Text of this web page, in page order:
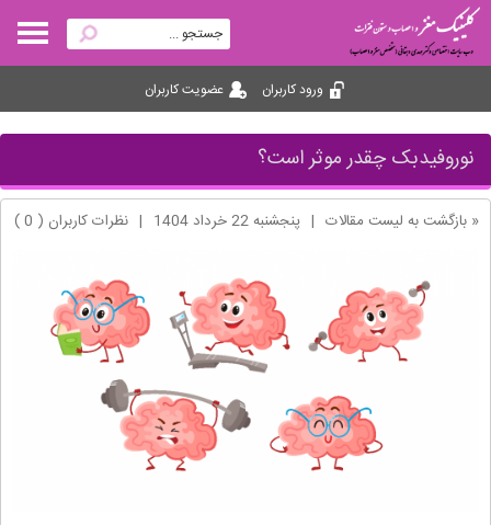
ورود کاربران عضویت کاربران
نوروفیدبک چقدر موثر است؟
« بازگشت به لیست مقالات | پنجشنبه 22 خرداد 1404 | نظرات کاربران ( 0 )